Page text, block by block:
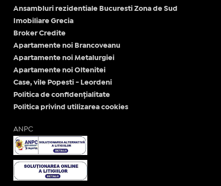
Ansambluri rezidentiale Bucuresti Zona de Sud
Imobiliare Grecia
Broker Credite
Apartamente noi Brancoveanu
Apartamente noi Metalurgiei
Apartamente noi Oltenitei
Case, vile Popesti - Leordeni
Politica de confidențialitate
Politica privind utilizarea cookies
ANPC